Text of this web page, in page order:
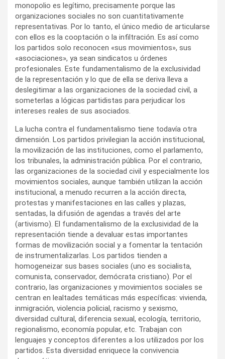
monopolio es legítimo, precisamente porque las
organizaciones sociales no son cuantitativamente
representativas. Por lo tanto, el único medio de articularse
con ellos es la cooptación o la infiltración. Es así como
los partidos solo reconocen «sus movimientos», sus
«asociaciones», ya sean sindicatos u órdenes
profesionales. Este fundamentalismo de la exclusividad
de la representación y lo que de ella se deriva lleva a
deslegitimar a las organizaciones de la sociedad civil, a
someterlas a lógicas partidistas para perjudicar los
intereses reales de sus asociados.
La lucha contra el fundamentalismo tiene todavía otra
dimensión. Los partidos privilegian la acción institucional,
la movilización de las instituciones, como el parlamento,
los tribunales, la administración pública. Por el contrario,
las organizaciones de la sociedad civil y especialmente los
movimientos sociales, aunque también utilizan la acción
institucional, a menudo recurren a la acción directa,
protestas y manifestaciones en las calles y plazas,
sentadas, la difusión de agendas a través del arte
(artivismo). El fundamentalismo de la exclusividad de la
representación tiende a devaluar estas importantes
formas de movilización social y a fomentar la tentación
de instrumentalizarlas. Los partidos tienden a
homogeneizar sus bases sociales (uno es socialista,
comunista, conservador, demócrata cristiano). Por el
contrario, las organizaciones y movimientos sociales se
centran en lealtades temáticas más específicas: vivienda,
inmigración, violencia policial, racismo y sexismo,
diversidad cultural, diferencia sexual, ecología, territorio,
regionalismo, economía popular, etc. Trabajan con
lenguajes y conceptos diferentes a los utilizados por los
partidos. Esta diversidad enriquece la convivencia